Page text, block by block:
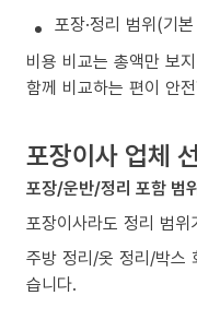
포장·정리 범위(기
비용 비교는 총액만 보
함께 비교하는 편이 안
포장이사 업체
포장/운반/정리 포함 범
포장이사라도 정리 범
주방 정리/옷 정리/박스
습니다.